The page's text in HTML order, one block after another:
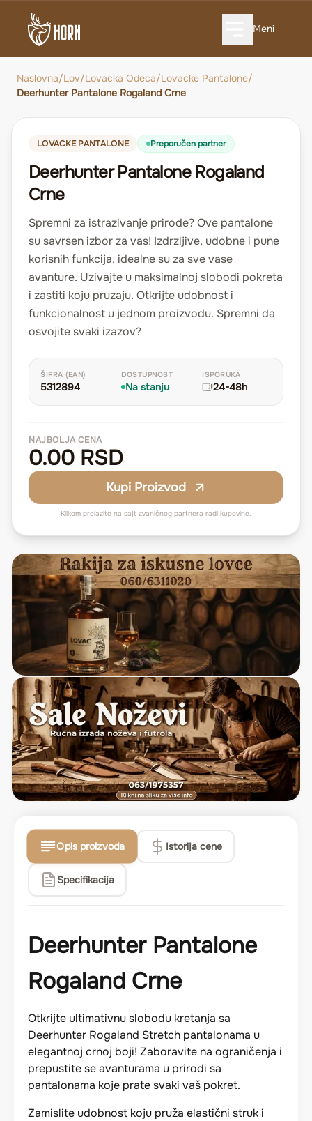
Meni
Naslovna/Lov/Lovacka Odeca/Lovacke Pantalone/
Deerhunter Pantalone Rogaland Crne
LOVACKE PANTALONE Preporučen partner
Deerhunter Pantalone Rogaland
Crne
Spremni za istrazivanje prirode? Ove pantalone
su savrsen izbor za vas! Izdrzljive, udobne i pune
korisnih funkcija, idealne su za sve vase
avanture. Uzivajte u maksimalnoj slobodi pokreta
i zastiti koju pruzaju. Otkrijte udobnost i
funkcionalnost u jednom proizvodu. Spremni da
osvojite svaki izazov?
ŠIFRA (EAN)
5312894
DOSTUPNOST
Na stanju
ISPORUKA
24-48h
NAJBOLJA CENA
0.00 RSD
Kupi Proizvod
Klikom prelazite na sajt zvaničnog partnera radi kupovine.
Opis proizvoda Istorija cene
Specifikacija
Deerhunter Pantalone
Rogaland Crne
Otkrijte ultimativnu slobodu kretanja sa
Deerhunter Rogaland Stretch pantalonama u
elegantnoj crnoj boji! Zaboravite na ograničenja i
prepustite se avanturama u prirodi sa
pantalonama koje prate svaki vaš pokret.
Zamislite udobnost koju pruža elastični struk i